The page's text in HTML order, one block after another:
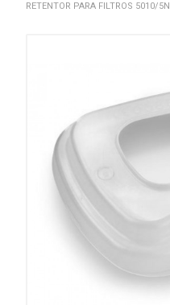
RETENTOR PARA FILTROS 5010/